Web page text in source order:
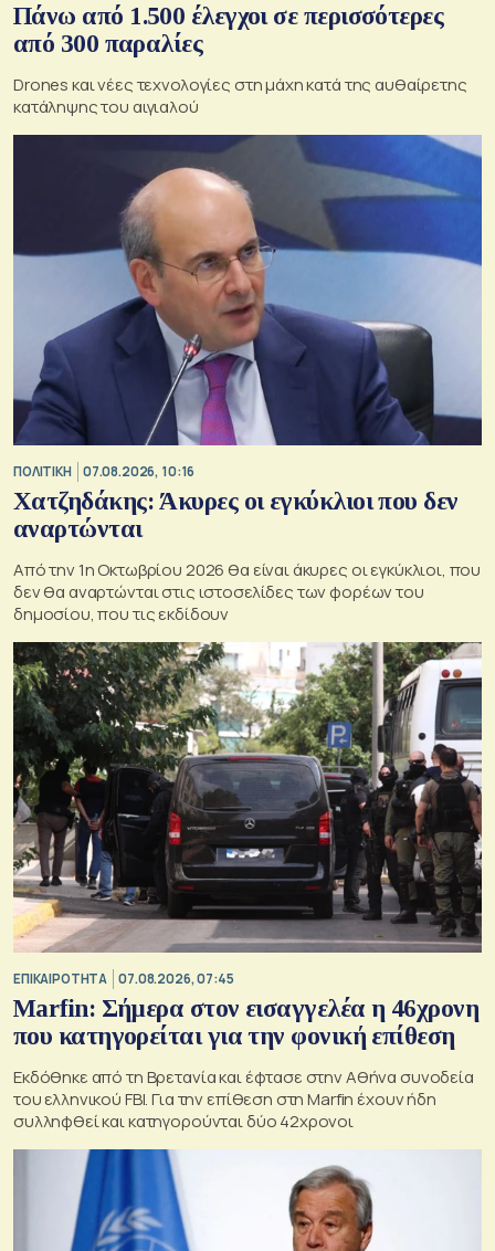
Πάνω από 1.500 έλεγχοι σε περισσότερες
από 300 παραλίες
Drones και νέες τεχνολογίες στη μάχη κατά της αυθαίρετης
κατάληψης του αιγιαλού
ΠΟΛΙΤΙΚΗ 07.08.2026, 10:16
Χατζηδάκης: Άκυρες οι εγκύκλιοι που δεν
αναρτώνται
Από την 1η Οκτωβρίου 2026 θα είναι άκυρες οι εγκύκλιοι, που
δεν θα αναρτώνται στις ιστοσελίδες των φορέων του
δημοσίου, που τις εκδίδουν
ΕΠΙΚΑΙΡΟΤΗΤΑ 07.08.2026, 07:45
Marfin: Σήμερα στον εισαγγελέα η 46χρονη
που κατηγορείται για την φονική επίθεση
Εκδόθηκε από τη Βρετανία και έφτασε στην Αθήνα συνοδεία
του ελληνικού FBI. Για την επίθεση στη Marfin έχουν ήδη
συλληφθεί και κατηγορούνται δύο 42χρονοι